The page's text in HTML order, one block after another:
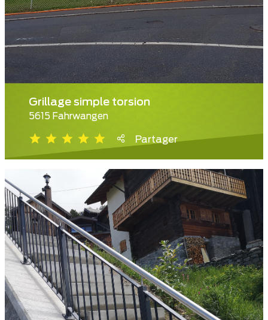
Grillage simple torsion
5615 Fahrwangen
Partager